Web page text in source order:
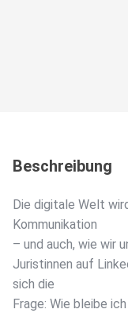
Beschreibung
Die digitale Welt
Kommunikation
– und auch, wie wir
Juristinnen auf
sich die
Frage: Wie bleibe